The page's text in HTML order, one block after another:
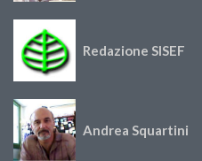
Redazione SISEF
Andrea Squartini